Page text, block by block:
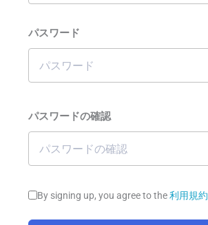
パスワード
パスワードの確認
By signing up, you agree to the利用規約